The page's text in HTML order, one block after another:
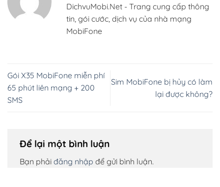
DichvuMobi.Net - Trang cung cấp thông
tin, gói cước, dịch vụ của nhà mạng
MobiFone
Gói X35 MobiFone miễn phí
65 phút liên mạng + 200
SMS
Sim MobiFone bị hủy có làm
lại được không?
Để lại một bình luận
Bạn phải đăng nhập để gửi bình luận.